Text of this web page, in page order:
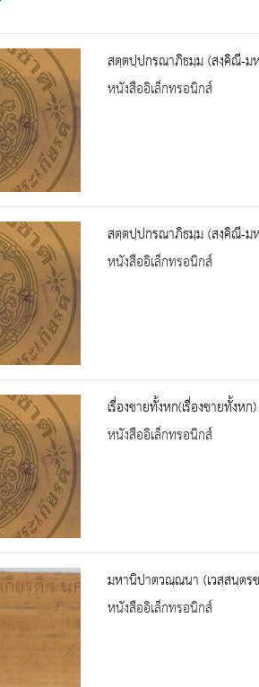
สตฺตปฺปกรณาภิธมฺม (สงฺคิณี-ม
หนังสืออิเล็กทรอนิกส์
สตฺตปฺปกรณาภิธมฺม (สงฺคิณี-ม
หนังสืออิเล็กทรอนิกส์
เรื่องชายทั้งหก(เรื่องชายทั้งห
หนังสืออิเล็กทรอนิกส์
มหานิปาตวณฺณนา (เวสฺสนฺต
หนังสืออิเล็กทรอนิกส์